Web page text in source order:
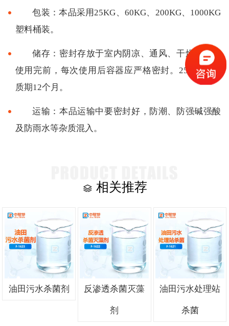
包装：本品采用25KG、60KG、200KG、1000KG
塑料桶装。
储存：密封存放于室内阴凉、通风、干燥处。未
使用完前，每次使用后容器应严格密封。25C左右保
质期12个月。
运输：本品运输中要密封好，防潮、防强碱强酸
及防雨水等杂质混入。
相关推荐
油田污水杀菌剂 反渗透杀菌灭藻
剂
油田污水处理站
杀菌